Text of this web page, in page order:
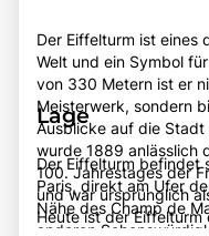
Der Eiffelturm ist eines
Welt und ein Symbol
von 330 Metern ist er
Meisterwerk, sondern
Ausblicke auf die
wurde 1889 anlässlich
100. Jahrestages der
und war ursprünglich
Heute ist der
Lage
Der Eiffelturm befindet
Paris, direkt am Ufer
Nähe des Champ de
anderen